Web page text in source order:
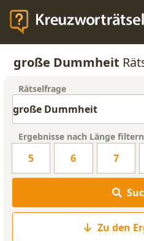
große Dummheit
Rätselfrage
Ergebnisse nach Länge filtern
5 6 7
Zu den